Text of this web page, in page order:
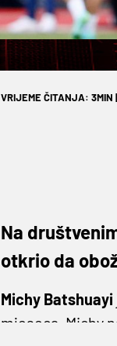
VRIJEME ČITANJA: 3MIN
Na
otkrio da
Michy Batshuayi
mjeseca, Michy